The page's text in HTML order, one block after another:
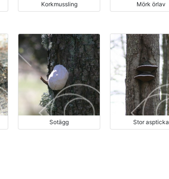
Korkmussling Mörk örlav
Sotägg Stor aspticka